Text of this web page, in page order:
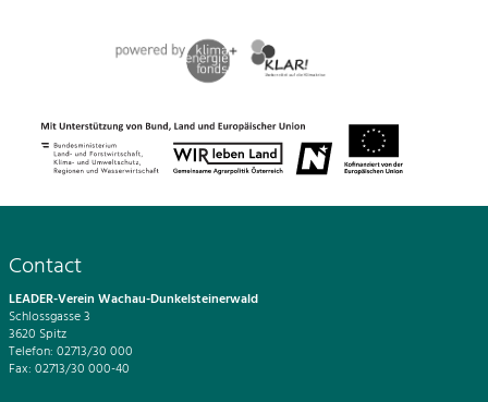
Contact
LEADER-Verein Wachau-Dunkelsteinerwald
Schlossgasse 3
3620 Spitz
Telefon: 02713/30 000
Fax: 02713/30 000-40